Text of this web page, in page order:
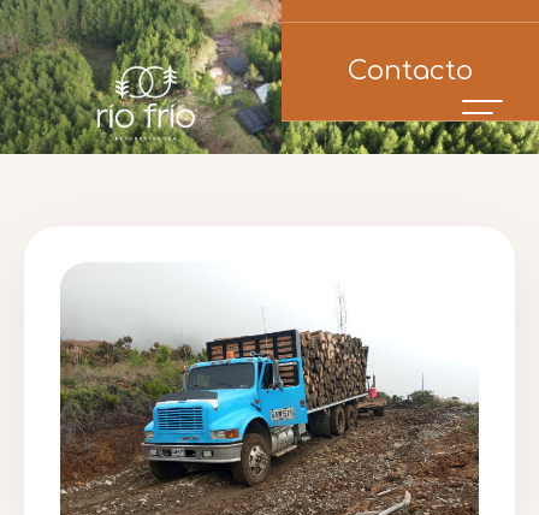
Contacto